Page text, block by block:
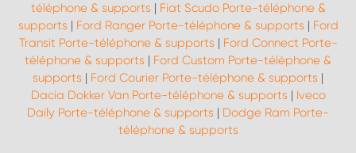
téléphone & supports | Fiat Scudo Porte-téléphone &
supports | Ford Ranger Porte-téléphone & supports | Ford
Transit Porte-téléphone & supports | Ford Connect Porte-
téléphone & supports | Ford Custom Porte-téléphone &
supports | Ford Courier Porte-téléphone & supports |
Dacia Dokker Van Porte-téléphone & supports | Iveco
Daily Porte-téléphone & supports | Dodge Ram Porte-
téléphone & supports